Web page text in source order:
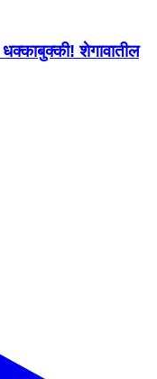
धक्काबुक्की! शेगावातील